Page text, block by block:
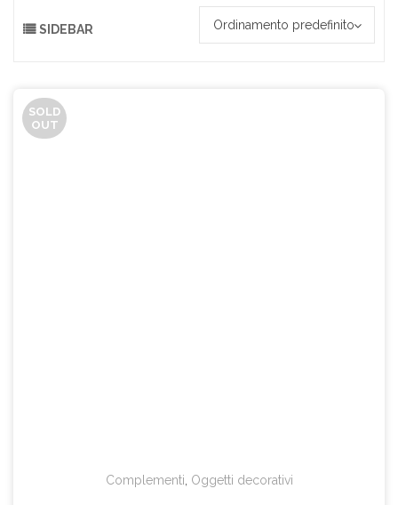
SIDEBAR Ordinamento predefinito
SOLD
OUT
Complementi Oggetti decorativi